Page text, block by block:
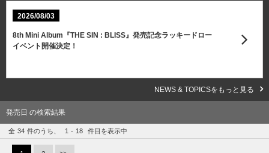
2026/08/03
8th Mini Album『THE SIN : BLISS』発売記念ラッキードロー
イベント開催決定！
NEWS & TOPICSをもっと見る
発売日 の検索結果
全 34 件のうち、 1 - 18 件目を表示中